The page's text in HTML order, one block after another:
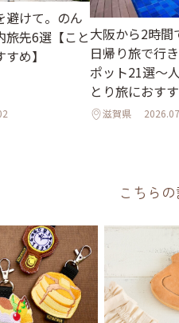
避けて。のん
旅先6選【こと
め】
大阪から2時
日帰り旅で行
ポット21選～
とり旅におす
滋賀県
こちら